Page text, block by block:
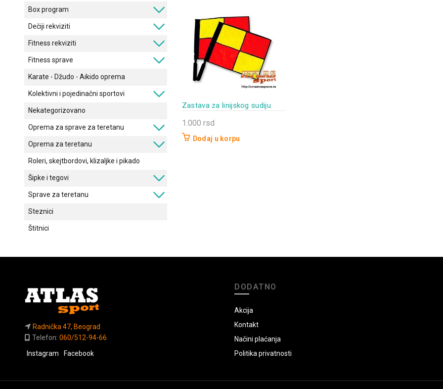
Zastava za linijskog sudiju
1.000 rsd
Dodaj u korpu
Box program
Dečiji rekviziti
Fitness rekviziti
Fitness sprave
Karate - Džudo - Aikido oprema
Kolektivni i pojedinačni sportovi
Nekategorizovano
Oprema za sprave za teretanu
Oprema za teretanu
Roleri, skejtbordovi, klizaljke i pikado
Šipke i tegovi
Sprave za teretanu
Steznici
Štitnici
Radnička 47, Beograd
Telefon: 060/512-94-66
Instagram
Facebook
DODATNO
Akcija
Kontakt
Načini plaćanja
Politika privatnosti